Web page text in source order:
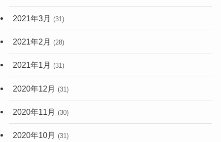
2021年3月 (31)
2021年2月 (28)
2021年1月 (31)
2020年12月 (31)
2020年11月 (30)
2020年10月 (31)